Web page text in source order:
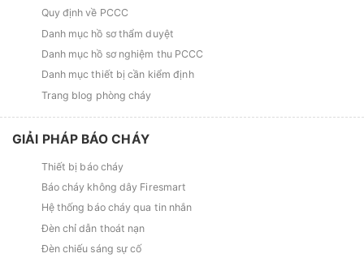
Quy định về PCCC
Danh mục hồ sơ thẩm duyệt
Danh mục hồ sơ nghiệm thu PCCC
Danh mục thiết bị cần kiểm định
Trang blog phòng cháy
GIẢI PHÁP BÁO CHÁY
Thiết bị báo cháy
Báo cháy không dây Firesmart
Hệ thống báo cháy qua tin nhắn
Đèn chỉ dẫn thoát nạn
Đèn chiếu sáng sự cố